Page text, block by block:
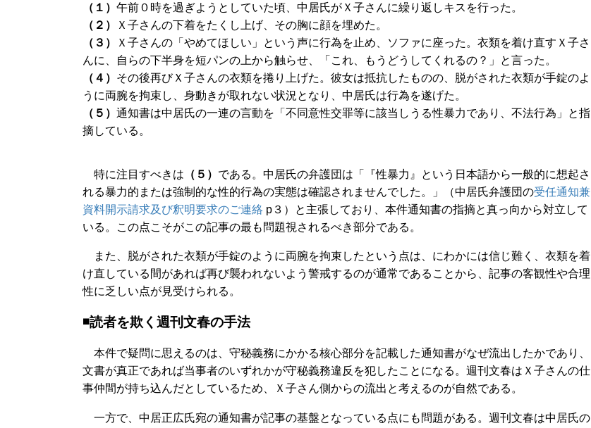
（１） 午前０時を過ぎようとしていた頃、中居氏がＸ子さんに繰り返しキスを行った。
（２）
Ｘ子さんの下着をたくし上げ、その胸に顔を埋めた。
（３）
Ｘ子さんの「やめてほしい」という声に行為を止め、ソファに座った。衣類を着け直すＸ子さ
んに、自らの下半身を短パンの上から触らせ、「これ、もうどうしてくれるの？」と言った。
（４） その後再びＸ子さんの衣類を捲り上げた。彼女は抵抗したものの、脱がされた衣類が手錠のよ
うに両腕を拘束し、身動きが取れない状況となり、中居氏は行為を遂げた。
（５） 通知書は中居氏の一連の言動を「不同意性交罪等に該当しうる性暴力であり、不法行為」と指
摘している。
特に注目すべきは （５） である。中居氏の弁護団は「『性暴力』という日本語から一般的に想起さ
れる暴力的または強制的な性的行為の実態は確認されませんでした。」（中居氏弁護団の受任通知兼
資料開示請求及び釈明要求のご連絡 p３）と主張しており、本件通知書の指摘と真っ向から対立して
いる。この点こそがこの記事の最も問題視されるべき部分である。
また、脱がされた衣類が手錠のように両腕を拘束したという点は、にわかには信じ難く、衣類を着
け直している間があれば再び襲われないよう警戒するのが通常であることから、記事の客観性や合理
性に乏しい点が見受けられる。
◾️読者を欺く週刊文春の手法
本件で疑問に思えるのは、守秘義務にかかる核心部分を記載した通知書がなぜ流出したかであり、
文書が真正であれば当事者のいずれかが守秘義務違反を犯したことになる。週刊文春はＸ子さんの仕
事仲間が持ち込んだとしているため、Ｘ子さん側からの流出と考えるのが自然である。
一方で、中居正広氏宛の通知書が記事の基盤となっている点にも問題がある。週刊文春は中居氏の